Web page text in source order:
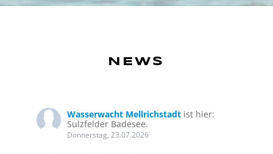
NEWS
Wasserwacht Mellrichstadt ist hier:
Sulzfelder Badesee.
Donnerstag, 23.07.2026